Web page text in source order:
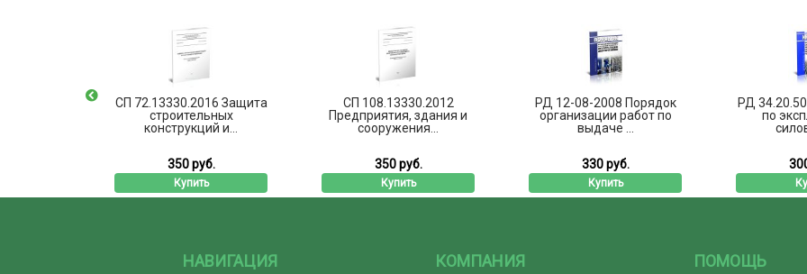
СП 72.13330.2016 Защита
строительных
конструкций и...
350 руб.
Купить
СП 108.13330.2012
Предприятия, здания и
сооружения...
350 руб.
Купить
РД 12-08-2008 Порядок
организации работ по
выдаче ...
330 руб.
Купить
РД
по
НАВИГАЦИЯ КОМПАНИЯ ПОМОЩЬ